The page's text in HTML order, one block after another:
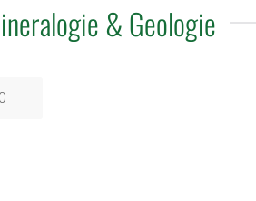
& Geologie